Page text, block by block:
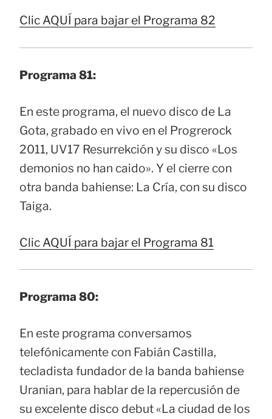
Clic AQUÍ para bajar el Programa 82
Programa 81:
En este programa, el nuevo disco de La
Gota, grabado en vivo en el Progrerock
2011, UV17 Resurrekción y su disco «Los
demonios no han caido». Y el cierre con
otra banda bahiense: La Cría, con su disco
Taiga.
Clic AQUÍ para bajar el Programa 81
Programa 80:
En este programa conversamos
telefónicamente con Fabián Castilla,
tecladista fundador de la banda bahiense
Uranian, para hablar de la repercusión de
su excelente disco debut «La ciudad de los